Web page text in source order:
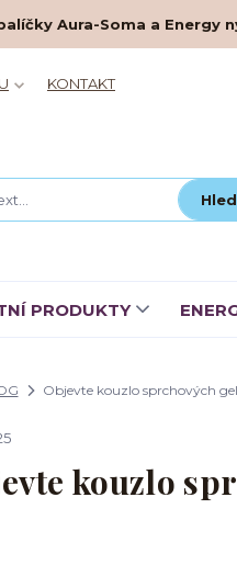
Aura-Soma a Energy
KONTAKT
PRODUKTY
Objevte kouzlo sprchových
kouzlo